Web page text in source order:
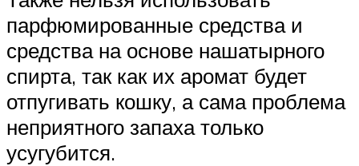
парфюмированные средства и
средства на основе нашатырного
спирта, так как их аромат будет
отпугивать кошку, а сама проблема
неприятного запаха только
усугубится.